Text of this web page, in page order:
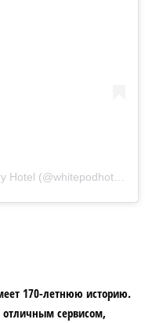
170-летнюю историю.
отличным сервисом,